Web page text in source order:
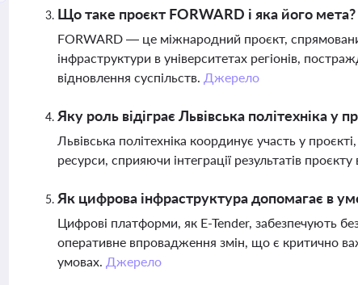
Що таке проєкт FORWARD і яка його мета?
FORWARD — це міжнародний проєкт,
інфраструктури в університетах регіонів,
відновлення суспільств. Джерело
Яку роль відіграє Львівська політехніка у
Львівська політехніка координує участь у
ресурси, сприяючи інтеграції результатів
Як цифрова інфраструктура допомагає в
Цифрові платформи, як E-Tender, забезпечують
оперативне впровадження змін, що є критично
умовах. Джерело